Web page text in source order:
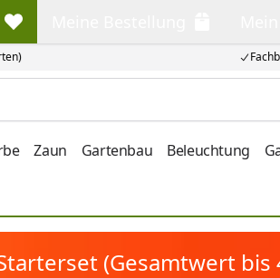
Zaun Gartenbau Beleuchtung
(Gesamtwert bis